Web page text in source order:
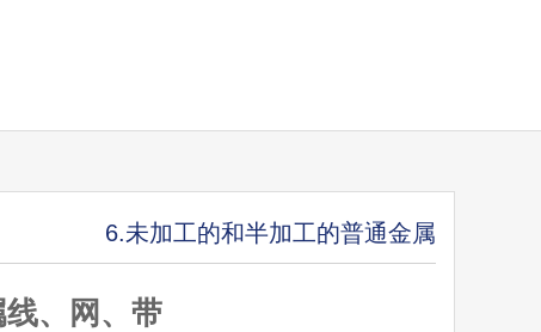
6.未加工的和半加工的普通金属
线、网、带